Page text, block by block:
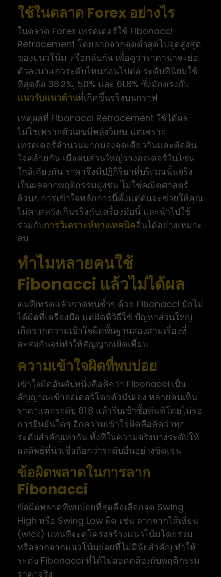
ใช้ในตลาด Forex อย่างไร
ในตลาด Forex เทรดเดอร์ใช้ Fibonacci
Retracement โดยลากจากจุดต่ำสุดไปจุดสูงสุด
ของแนวโน้ม หรือกลับกัน เพื่อดูว่าราคาน่าจะย่อ
ตัวลงมาแถวระดับไหนก่อนไปต่อ ระดับที่นิยมใช้
ที่สุดคือ 38.2%, 50% และ 61.8% ซึ่งมักตรงกับ
แนวรับแนวต้านที่เกิดขึ้นจริงบนกราฟ
เหตุผลที่ Fibonacci Retracement ใช้ได้ผล
ไม่ใช่เพราะตัวเลขมีพลังวิเศษ แต่เพราะ
เทรดเดอร์จำนวนมากมองจุดเดียวกันและตัดสิน
ใจคล้ายกัน เมื่อคนส่วนใหญ่วางออเดอร์ในโซน
ใกล้เคียงกัน ราคาจึงมีปฏิกิริยาที่บริเวณนั้นจริง
เป็นผลจากพฤติกรรมฝูงชน ไม่ใช่คณิตศาสตร์
ล้วนๆ การเข้าใจหลักการนี้ตั้งแต่ต้นจะช่วยให้คุณ
ไม่คาดหวังเกินจริงกับเครื่องมือนี้ และนำไปใช้
ร่วมกับการวิเคราะห์ทางเทคนิคอื่นได้อย่างเหมาะ
สม
ทำไมหลายคนใช้
Fibonacci แล้วไม่ได้ผล
คนที่เทรดแล้วขาดทุนซ้ำๆ ด้วย Fibonacci มักไม่
ได้ผิดที่เครื่องมือ แต่ผิดที่วิธีใช้ ปัญหาส่วนใหญ่
เกิดจากความเข้าใจผิดพื้นฐานสองสามเรื่องที่
สะสมกันจนทำให้สัญญาณผิดเพี้ยน
ความเข้าใจผิดที่พบบ่อย
เข้าใจผิดอันดับหนึ่งคือคิดว่า Fibonacci เป็น
สัญญาณเข้าออเดอร์โดยตัวมันเอง หลายคนเห็น
ราคาแตะระดับ 61.8 แล้วรีบเข้าซื้อทันทีโดยไม่รอ
การยืนยันใดๆ อีกความเข้าใจผิดคือคิดว่าทุก
ระดับสำคัญเท่ากัน ทั้งที่ในความจริงบางระดับให้
ผลลัพธ์ที่น่าเชื่อถือกว่าระดับอื่นอย่างชัดเจน
ข้อผิดพลาดในการลาก
Fibonacci
ข้อผิดพลาดที่พบบ่อยที่สุดคือเลือกจุด Swing
High หรือ Swing Low ผิด เช่น ลากจากไส้เทียน
(wick) แทนที่จะดูโครงสร้างแนวโน้มโดยรวม
หรือลากจากแนวโน้มย่อยที่ไม่มีนัยสำคัญ ทำให้
ระดับ Fibonacci ที่ได้ไม่สอดคล้องกับพฤติกรรม
ราคาจริง